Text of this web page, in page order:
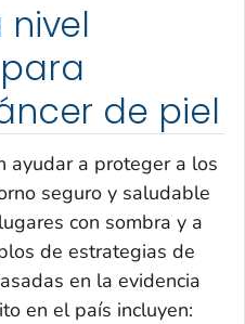
nivel
de piel
ayudar a proteger a los
seguro y saludable
con sombra y a
de estrategias de
en la evidencia
en el país incluyen: